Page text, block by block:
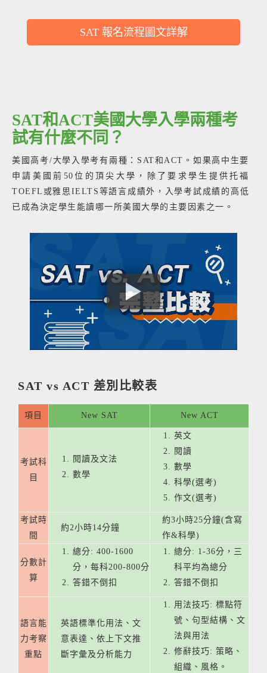
SAT 報名流程圖文詳解
SAT和ACT美國大學入學兩種考
試有什麼不同？
美國高考/大學入學考有兩種：SAT和ACT。如果高中生要
申請美國前50位的頂尖大學，除了要求學生提供托福
TOEFL或雅思IELTS等語言成績外，入學考試成績的高低
已成為決定學生能讀哪一所美國大學的主要因素之一。
SAT vs ACT 差別比較表
項目 New SAT New ACT
考試科
目
閱讀及文法
數學
英文
閱讀
數學
科學(選考)
作文(選考)
考試時
間
約2小時14分鐘
約3小時25分鐘(含寫
作&科學)
分數計
算
總分: 400-1600
分，每科200-800分
答錯不倒扣
總分: 1-36分，三
科平均為總分
答錯不倒扣
語言能
力考察
重點
英語標準化用法、文
意表達、依上下文推
斷字彙及分析能力
用法技巧: 標點符
號、句型結構、文
法與用法
修辭技巧: 策略、
組織、風格。